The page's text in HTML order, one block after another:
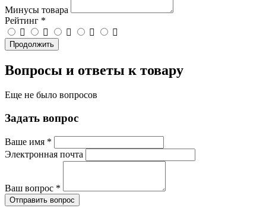
Минусы товара
Рейтинг *
Продолжить
Вопросы и ответы к товару
Еще не было вопросов
Задать вопрос
Ваше имя *
Электронная почта
Ваш вопрос *
Отправить вопрос